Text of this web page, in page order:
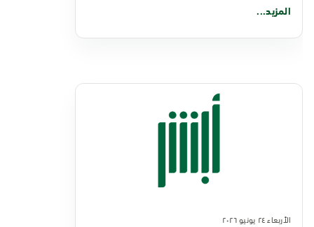
المزيد...
الأربعاء ٢٤ يونيو ٢٠٢٦